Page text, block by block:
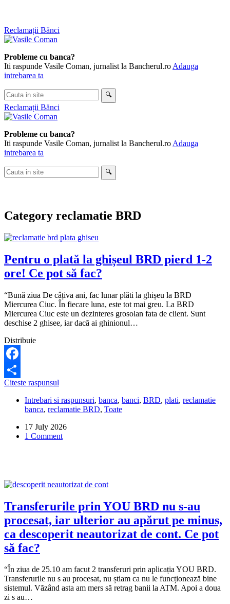
Skip
to
Reclamații Bănci
Probleme cu banca?
Iti raspunde Vasile Coman, jurnalist la Bancherul.ro Adauga
intrebarea ta
Cauta
in
site
🔍
Reclamații Bănci
Probleme cu banca?
Iti raspunde Vasile Coman, jurnalist la Bancherul.ro Adauga
intrebarea ta
Cauta
in
🔍
Category reclamatie BRD
Pentru o plată la ghișeul BRD pierd 1-2
ore! Ce pot să fac?
“Bună ziua De câțiva ani, fac lunar plăti la ghișeu la BRD
Miercurea Ciuc. În fiecare luna, este tot mai greu. La BRD
Miercurea Ciuc este un dezinteres grosolan fata de client. Sunt
deschise 2 ghisee, iar dacă ai ghinionul…
Distribuie
Facebook
Share
Citeste raspunsul
plată
la
BRD
pierd
pot
fac?
Intrebari si raspunsuri, banca, banci, BRD, plati, reclamatie
banca, reclamatie BRD, Toate
17 July 2026
1 Comment
Transferurile prin YOU BRD nu s-au
procesat, iar ulterior au apărut pe minus,
ca descoperit neautorizat de cont. Ce pot
să fac?
“În ziua de 25.10 am facut 2 transferuri prin aplicația YOU BRD.
Transferurile nu s au procesat, nu știam ca nu le funcționează bine
sistemul. Văzând asta am mers să retrag banii la ATM. Apoi a doua
zi s au…